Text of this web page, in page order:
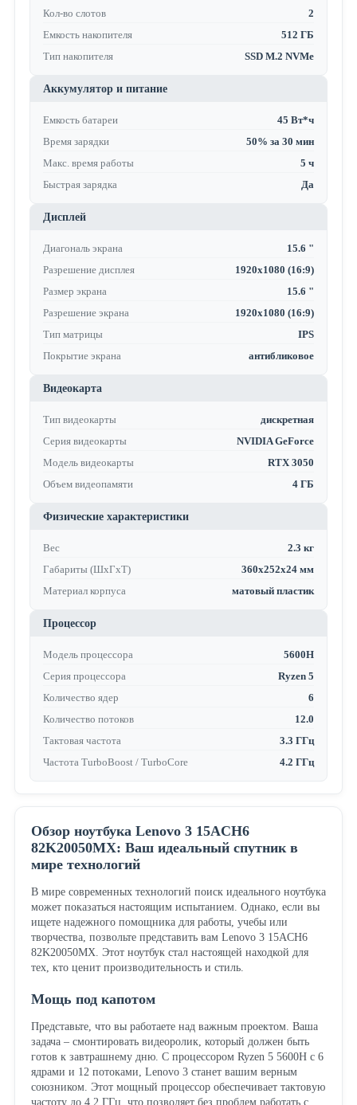
Кол-во слотов
2
Емкость накопителя
512 ГБ
Тип накопителя
SSD M.2 NVMe
Аккумулятор и питание
Емкость батареи
45 Вт*ч
Время зарядки
50% за 30 мин
Макс. время работы
5 ч
Быстрая зарядка
Да
Дисплей
Диагональ экрана
15.6 "
Разрешение дисплея
1920x1080 (16:9)
Размер экрана
15.6 "
Разрешение экрана
1920x1080 (16:9)
Тип матрицы
IPS
Покрытие экрана
антибликовое
Видеокарта
Тип видеокарты
дискретная
Серия видеокарты
NVIDIA GeForce
Модель видеокарты
RTX 3050
Объем видеопамяти
4 ГБ
Физические характеристики
Вес
2.3 кг
Габариты (ШхГхТ)
360x252x24 мм
Материал корпуса
матовый пластик
Процессор
Модель процессора
5600H
Серия процессора
Ryzen 5
Количество ядер
6
Количество потоков
12.0
Тактовая частота
3.3 ГГц
Частота TurboBoost / TurboCore
4.2 ГГц
Обзор ноутбука Lenovo 3 15ACH6
82K20050MX: Ваш идеальный спутник в
мире технологий
В мире современных технологий поиск идеального ноутбука
может показаться настоящим испытанием. Однако, если вы
ищете надежного помощника для работы, учебы или
творчества, позвольте представить вам Lenovo 3 15ACH6
82K20050MX. Этот ноутбук стал настоящей находкой для
тех, кто ценит производительность и стиль.
Мощь под капотом
Представьте, что вы работаете над важным проектом. Ваша
задача – смонтировать видеоролик, который должен быть
готов к завтрашнему дню. С процессором Ryzen 5 5600H с 6
ядрами и 12 потоками, Lenovo 3 станет вашим верным
союзником. Этот мощный процессор обеспечивает тактовую
частоту до 4.2 ГГц, что позволяет без проблем работать с